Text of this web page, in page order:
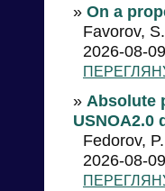
» On a
Favorov,
2026-08-09
» Absolute
USNOA2.0
Fedorov,
2026-08-09